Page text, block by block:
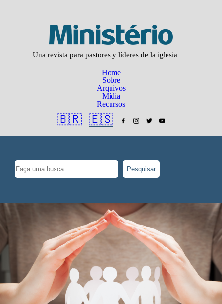
Una revista para pastores y líderes de la iglesia
Home
Sobre
Arquivos
Mídia
Recursos
🇧🇷 🇪🇸
Pesquisar